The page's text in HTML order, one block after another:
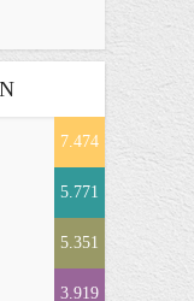
7.474
5.771
5.351
3.919